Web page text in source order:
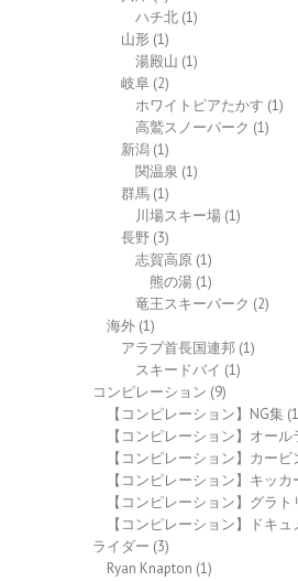
ハチ北 (1)
山形 (1)
湯殿山 (1)
岐阜 (2)
ホワイトピアたかす (1)
高鷲スノーパーク (1)
新潟 (1)
関温泉 (1)
群馬 (1)
川場スキー場 (1)
長野 (3)
志賀高原 (1)
熊の湯 (1)
竜王スキーパーク (2)
海外 (1)
アラブ首長国連邦 (1)
スキードバイ (1)
コンピレーション (9)
【コンピレーション】NG集
【コンピレーション】オール
【コンピレーション】カー
【コンピレーション】キッカ
【コンピレーション】グラト
【コンピレーション】ドキ
ライダー (3)
Ryan Knapton (1)